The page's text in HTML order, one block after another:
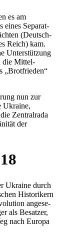
es am
eines Sepa­rat­
(Deutsch­
Reich) kam.
Unter­stüt­zung
die Mit­tel­
„Brot­frie­den“
nun zur
Ukraine,
Zen­tral­rada
der
Ukraine durch
His­to­ri­kern
ange­se­
als Besat­zer,
nach Europa